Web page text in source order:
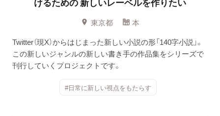
東京都
本
Twitter（現X）からはじまった新しい小説の形「140字小説」。
この新しいジャンルの新しい書き手の作品集をシリーズで
刊行していくプロジェクトです。
#日常に新しい視点をもたらす